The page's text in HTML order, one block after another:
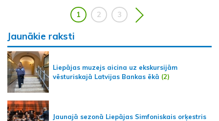
1 2 3
Jaunākie raksti
Liepājas muzejs aicina uz ekskursijām
vēsturiskajā Latvijas Bankas ēkā (2)
Jaunajā sezonā Liepājas Simfoniskais orķestris